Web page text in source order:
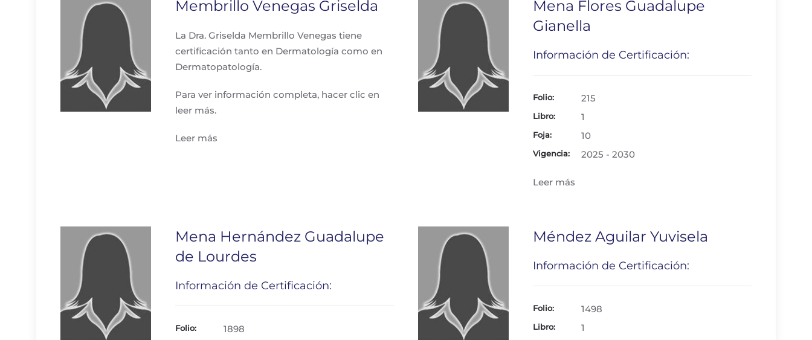
Membrillo Venegas Griselda
La Dra. Griselda Membrillo Venegas tiene
certificación tanto en Dermatología como en
Dermatopatología.
Para ver información completa, hacer clic en
leer más.
Leer más
Mena Flores Guadalupe
Gianella
Información de Certificación:
Folio: 215
Libro: 1
Foja: 10
Vigencia: 2025 - 2030
Leer más
Mena Hernández Guadalupe
de Lourdes
Información de Certificación:
Folio: 1898
Méndez Aguilar Yuvisela
Información de Certificación:
Folio: 1498
Libro: 1